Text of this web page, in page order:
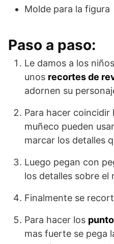
Molde para la figura
Paso a paso:
Le damos a los
unos recortes de
adornen su
Para hacer coincidir
muñeco pueden
marcar los detalles
Luego pegan con
los detalles sobre el
Finalmente se
Para hacer los
mas fuerte se pega